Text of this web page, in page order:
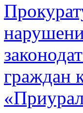
граждан